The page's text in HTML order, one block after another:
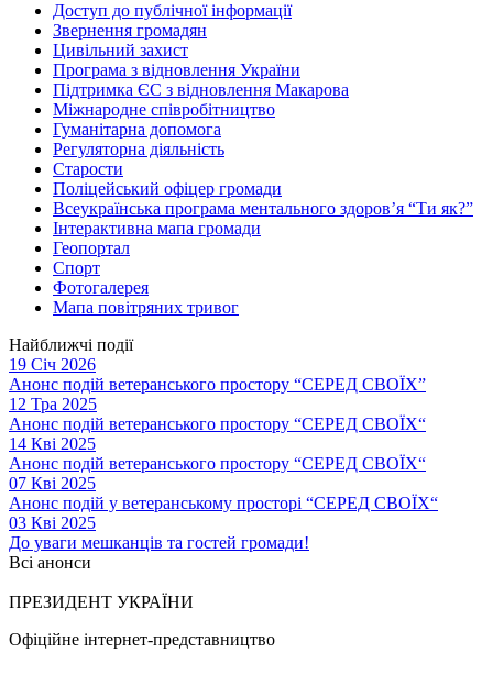
Доступ до публічної інформації
Звернення громадян
Цивільний захист
Програма з відновлення України
Підтримка ЄС з відновлення Макарова
Міжнародне співробітництво
Гуманітарна допомога
Регуляторна діяльність
Старости
Поліцейський офіцер громади
Всеукраїнська програма ментального здоров’я “Ти як?”
Інтерактивна мапа громади
Геопортал
Спорт
Фотогалерея
Мапа повітряних тривог
Найближчі події
19 Січ 2026
Анонс подій ветеранського простору “СЕРЕД СВОЇХ”
12 Тра 2025
Анонс подій ветеранського простору “СЕРЕД СВОЇХ“
14 Кві 2025
Анонс подій ветеранського простору “СЕРЕД СВОЇХ“
07 Кві 2025
Анонс подій у ветеранському просторі “СЕРЕД СВОЇХ“
03 Кві 2025
До уваги мешканців та гостей громади!
Всі анонси
ПРЕЗИДЕНТ УКРАЇНИ
Офіційне інтернет-представництво